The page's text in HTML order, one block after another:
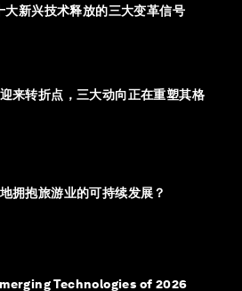
新兴技术释放的三大变革信号
来转折点，三大动向正在重塑其格
拥抱旅游业的可持续发展？
Technologies of 2026